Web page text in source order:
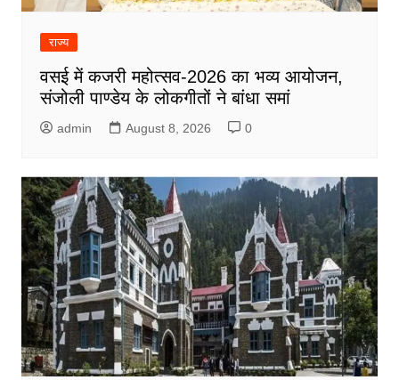
राज्य
वसई में कजरी महोत्सव-2026 का भव्य आयोजन,
संजोली पाण्डेय के लोकगीतों ने बांधा समां
admin August 8, 2026 0